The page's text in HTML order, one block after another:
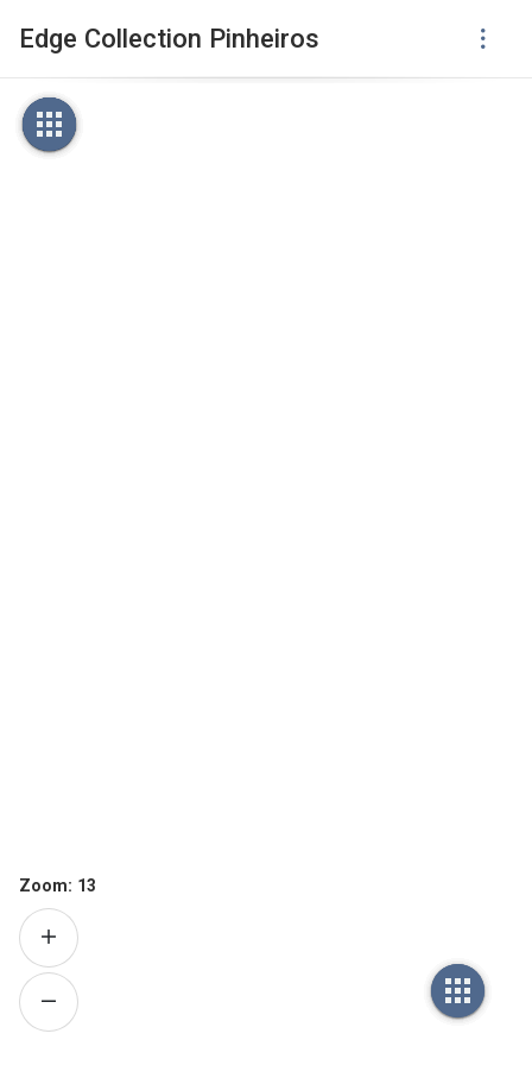
Edge Collection Pinheiros
Zoom: 13